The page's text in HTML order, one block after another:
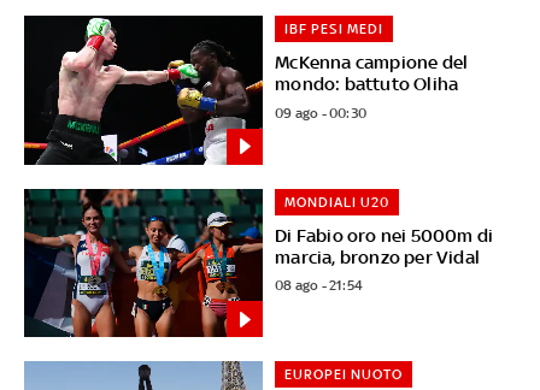
McKenna campione del
mondo: battuto Oliha
IBF PESI MEDI
09 ago - 00:30
Di Fabio oro nei 5000m di
marcia, bronzo per Vidal
MONDIALI U20
08 ago - 21:54
EUROPEI NUOTO